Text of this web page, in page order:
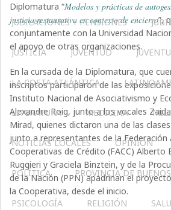
JUBILACIONES Y PENSIONES
JUSTICIA JUVENTUD
LA COSTA ATLÁNTICA
LITERATURA MEDICINA
NOTICIAS LOCALES OPINIÓN
POLÍTICA PROVINCIA DE
PSICOLOGÍA RELIGIÓN
Diplomatura “Modelos y prácticas de
justicia restaurativa en contexto de encierro”,
conjuntamente con la Universidad
el apoyo de otras organizaciones.
En la cursada de la Diplomatura, que
inscriptos participaron de las
Instituto Nacional de Asociativismo y
Alexandre Roig, junto a los vocales
Mirad, quienes dictaron una de las
junto a representantes de la Federación
Cooperativas de Crédito (FACC) Alberto
Ruggieri y Graciela Binztein, y de la
de la Nación (PPN) apadrinan el
la Cooperativa, desde el inicio.